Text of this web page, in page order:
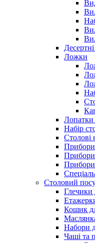
Ложки
Лопатки
Набір
Столові
Прибори
Прибори
Столовий
Глечики
Кошик
Набори
Чаші та